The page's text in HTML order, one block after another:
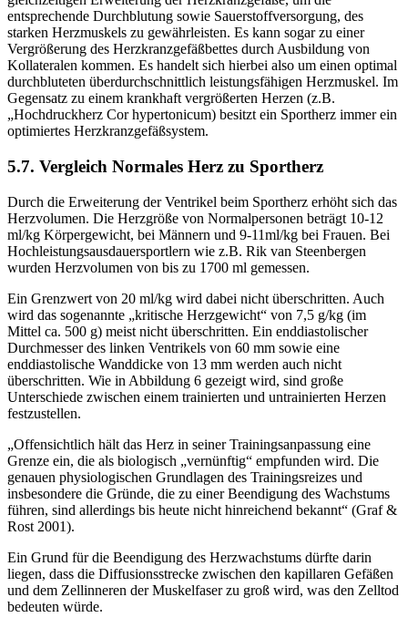
entsprechende Durchblutung sowie Sauerstoffversorgung, des
starken Herzmuskels zu gewährleisten. Es kann sogar zu einer
Vergrößerung des Herzkranzgefäßbettes durch Ausbildung von
Kollateralen kommen. Es handelt sich hierbei also um einen optimal
durchbluteten überdurchschnittlich leistungsfähigen Herzmuskel. Im
Gegensatz zu einem krankhaft vergrößerten Herzen (z.B.
„Hochdruckherz Cor hypertonicum) besitzt ein Sportherz immer ein
optimiertes Herzkranzgefäßsystem.
5.7. Vergleich Normales Herz zu Sportherz
Durch die Erweiterung der Ventrikel beim Sportherz erhöht sich das
Herzvolumen. Die Herzgröße von Normalpersonen beträgt 10-12
ml/kg Körpergewicht, bei Männern und 9-11ml/kg bei Frauen. Bei
Hochleistungsausdauersportlern wie z.B. Rik van Steenbergen
wurden Herzvolumen von bis zu 1700 ml gemessen.
Ein Grenzwert von 20 ml/kg wird dabei nicht überschritten. Auch
wird das sogenannte „kritische Herzgewicht“ von 7,5 g/kg (im
Mittel ca. 500 g) meist nicht überschritten. Ein enddiastolischer
Durchmesser des linken Ventrikels von 60 mm sowie eine
enddiastolische Wanddicke von 13 mm werden auch nicht
überschritten. Wie in Abbildung 6 gezeigt wird, sind große
Unterschiede zwischen einem trainierten und untrainierten Herzen
festzustellen.
„Offensichtlich hält das Herz in seiner Trainingsanpassung eine
Grenze ein, die als biologisch „vernünftig“ empfunden wird. Die
genauen physiologischen Grundlagen des Trainingsreizes und
insbesondere die Gründe, die zu einer Beendigung des Wachstums
führen, sind allerdings bis heute nicht hinreichend bekannt“ (Graf &
Rost 2001).
Ein Grund für die Beendigung des Herzwachstums dürfte darin
liegen, dass die Diffusionsstrecke zwischen den kapillaren Gefäßen
und dem Zellinneren der Muskelfaser zu groß wird, was den Zelltod
bedeuten würde.